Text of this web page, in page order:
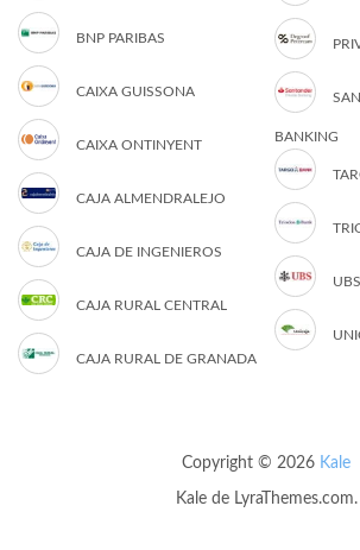
BNP PARIBAS
CAIXA GUISSONA
CAIXA ONTINYENT
CAJA ALMENDRALEJO
CAJA DE INGENIEROS
CAJA RURAL CENTRAL
CAJA RURAL DE GRANADA
BANKING
Copyright © 2026 Kale
Kalede LyraThemes.com.